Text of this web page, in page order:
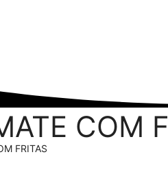
COM
FRITAS